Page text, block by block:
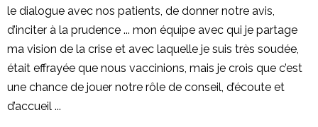
le dialogue avec nos patients, de donner notre avis,
d’inciter à la prudence ... mon équipe avec qui je partage
ma vision de la crise et avec laquelle je suis très soudée,
était effrayée que nous vaccinions, mais je crois que c’est
une chance de jouer notre rôle de conseil, d’écoute et
d’accueil ...